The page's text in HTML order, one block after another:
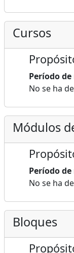
Cursos
Período
No se ha
Módulos
Período
No se ha
Bloques